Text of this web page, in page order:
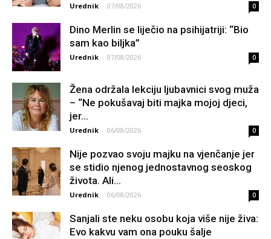
Urednik - 07/08/2026 0
Dino Merlin se liječio na psihijatriji: “Bio
sam kao biljka”
Urednik - 07/08/2026 0
Žena održala lekciju ljubavnici svog muža
– “Ne pokušavaj biti majka mojoj djeci,
jer...
Urednik - 06/08/2026 0
Nije pozvao svoju majku na vjenčanje jer
se stidio njenog jednostavnog seoskog
života. Ali...
Urednik - 06/08/2026 0
Sanjali ste neku osobu koja više nije živa:
Evo kakvu vam ona pouku šalje